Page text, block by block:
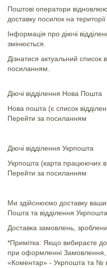
Поштові оператори
доставку посилок на
Інформація про діючі
змінюється.
Дізнатися актуальний список
посиланням.
Діючі відділення Нова Пошта
Нова пошта (є список
Перейти за посиланням
Діючі відділення Укрпошта
Укрпошта (карта працюючих
Перейти за посиланням
Ми здійснюємо доставку
Пошта та відділення
Доставка замовлень,
*Примітка: Якщо вибираєте
при оформленні Замовлення,
«Коментар» - Укрпошта та №